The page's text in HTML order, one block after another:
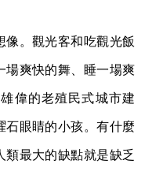
像。觀光客和吃觀光飯
場爽快的舞、睡一場爽
偉的老殖民式城市建
石眼睛的小孩。有什麼
最大的缺點就是缺乏